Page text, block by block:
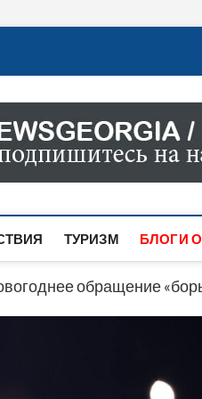
О СОБЫТИЯХ
ПОЛИТИКИ,
ТУРИЗМ БЛОГИ
обращение